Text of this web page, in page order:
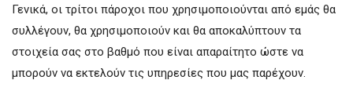
Γενικά, οι τρίτοι πάροχοι που χρησιμοποιούνται από εμάς θα
συλλέγουν, θα χρησιμοποιούν και θα αποκαλύπτουν τα
στοιχεία σας στο βαθμό που είναι απαραίτητο ώστε να
μπορούν να εκτελούν τις υπηρεσίες που μας παρέχουν.